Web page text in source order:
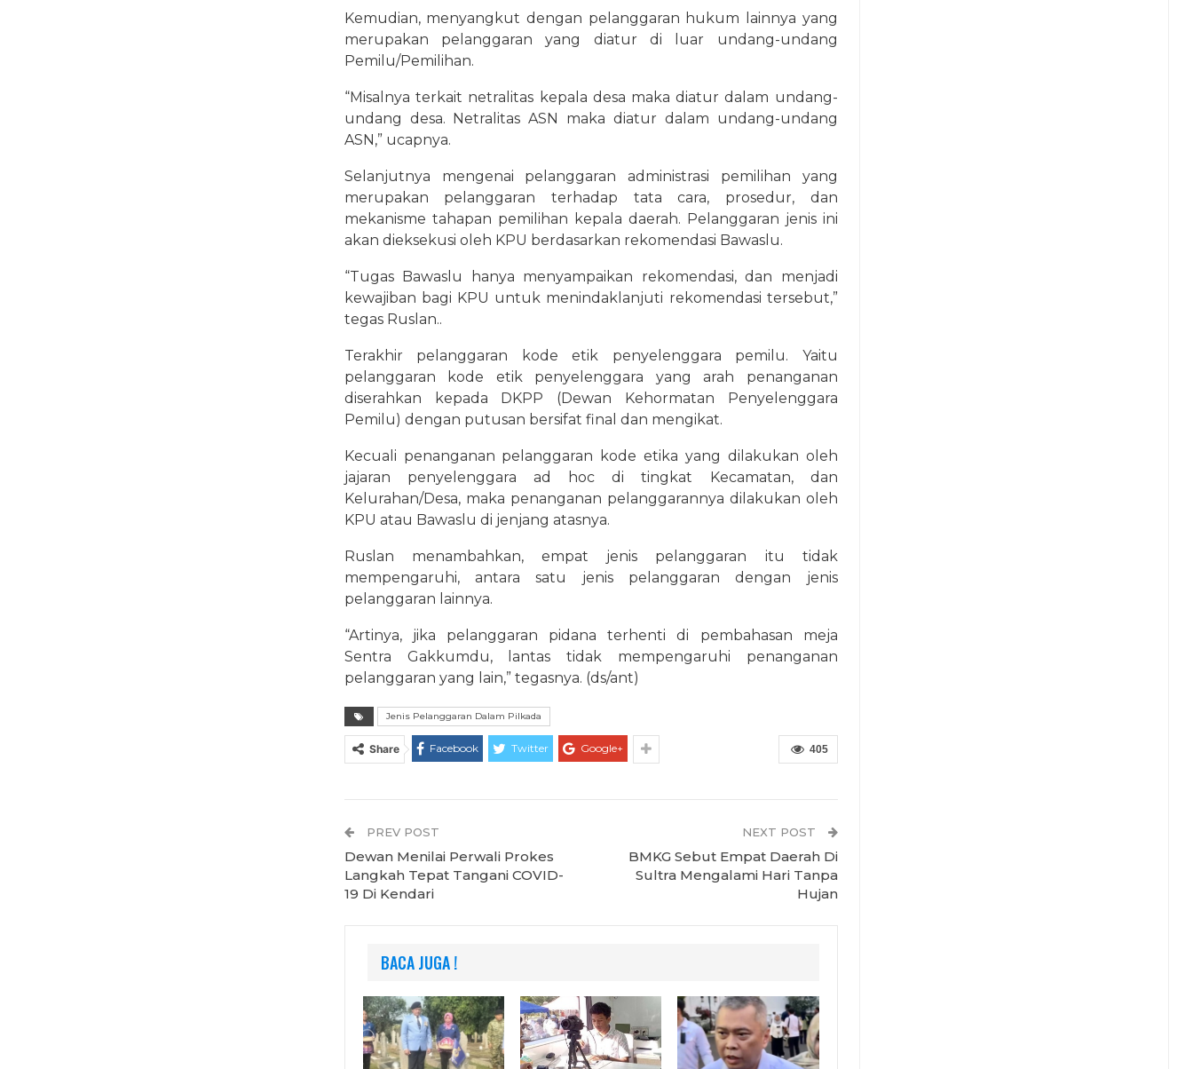
Kemudian, menyangkut dengan pelanggaran hukum lainnya yang
merupakan pelanggaran yang diatur di luar undang-undang
Pemilu/Pemilihan.
“Misalnya terkait netralitas kepala desa maka diatur dalam undang-
undang desa. Netralitas ASN maka diatur dalam undang-undang
ASN,” ucapnya.
Selanjutnya mengenai pelanggaran administrasi pemilihan yang
merupakan pelanggaran terhadap tata cara, prosedur, dan
mekanisme tahapan pemilihan kepala daerah. Pelanggaran jenis ini
akan dieksekusi oleh KPU berdasarkan rekomendasi Bawaslu.
“Tugas Bawaslu hanya menyampaikan rekomendasi, dan menjadi
kewajiban bagi KPU untuk menindaklanjuti rekomendasi tersebut,”
tegas Ruslan..
Terakhir pelanggaran kode etik penyelenggara pemilu. Yaitu
pelanggaran kode etik penyelenggara yang arah penanganan
diserahkan kepada DKPP (Dewan Kehormatan Penyelenggara
Pemilu) dengan putusan bersifat final dan mengikat.
Kecuali penanganan pelanggaran kode etika yang dilakukan oleh
jajaran penyelenggara ad hoc di tingkat Kecamatan, dan
Kelurahan/Desa, maka penanganan pelanggarannya dilakukan oleh
KPU atau Bawaslu di jenjang atasnya.
Ruslan menambahkan, empat jenis pelanggaran itu tidak
mempengaruhi, antara satu jenis pelanggaran dengan jenis
pelanggaran lainnya.
“Artinya, jika pelanggaran pidana terhenti di pembahasan meja
Sentra Gakkumdu, lantas tidak mempengaruhi penanganan
pelanggaran yang lain,” tegasnya. (ds/ant)
Jenis Pelanggaran Dalam Pilkada
405
Share Facebook Twitter Google+
PREV POST
Dewan Menilai Perwali Prokes
Langkah Tepat Tangani COVID-
19 Di Kendari
NEXT POST
BMKG Sebut Empat Daerah Di
Sultra Mengalami Hari Tanpa
Hujan
BACA JUGA !